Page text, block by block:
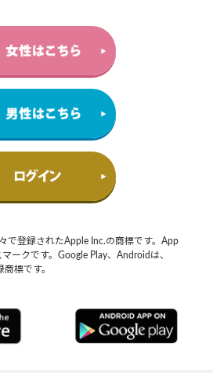
で登録されたApple Inc.の商標です。App
ークです。Google Play、Androidは、
標です。